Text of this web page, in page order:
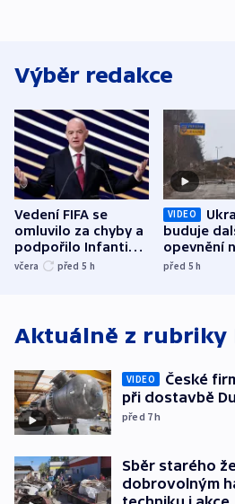
Výběr redakce
Vedení FIFA se
omluvilo za chyby a
podpořilo Infantina.
UEFA trvá na
včera před 5 h
VIDEO
buduje
opevnění
s
před 5h
Aktuálně z rubriky
VIDEO
České
při dostavbě
před 7h
Sběr starého
dobrovolným